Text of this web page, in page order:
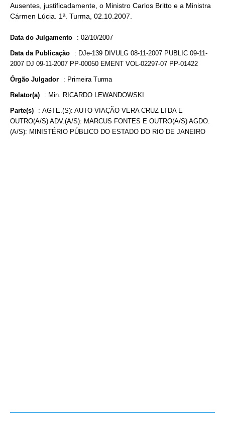
Ausentes, justificadamente, o Ministro Carlos Britto e a Ministra
Cármen Lúcia. 1ª. Turma, 02.10.2007.
Data do Julgamento : 02/10/2007
Data da Publicação : DJe-139 DIVULG 08-11-2007 PUBLIC 09-11-
2007 DJ 09-11-2007 PP-00050 EMENT VOL-02297-07 PP-01422
Órgão Julgador : Primeira Turma
Relator(a) : Min. RICARDO LEWANDOWSKI
Parte(s) : AGTE.(S): AUTO VIAÇÃO VERA CRUZ LTDA E
OUTRO(A/S) ADV.(A/S): MARCUS FONTES E OUTRO(A/S) AGDO.
(A/S): MINISTÉRIO PÚBLICO DO ESTADO DO RIO DE JANEIRO